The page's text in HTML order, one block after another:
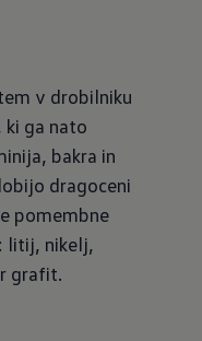
v drobilniku
ga nato
bakra in
dragoceni
pomembne
litij, nikelj,
grafit.